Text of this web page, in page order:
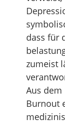
dass für
zumeist
Aus
Burnout